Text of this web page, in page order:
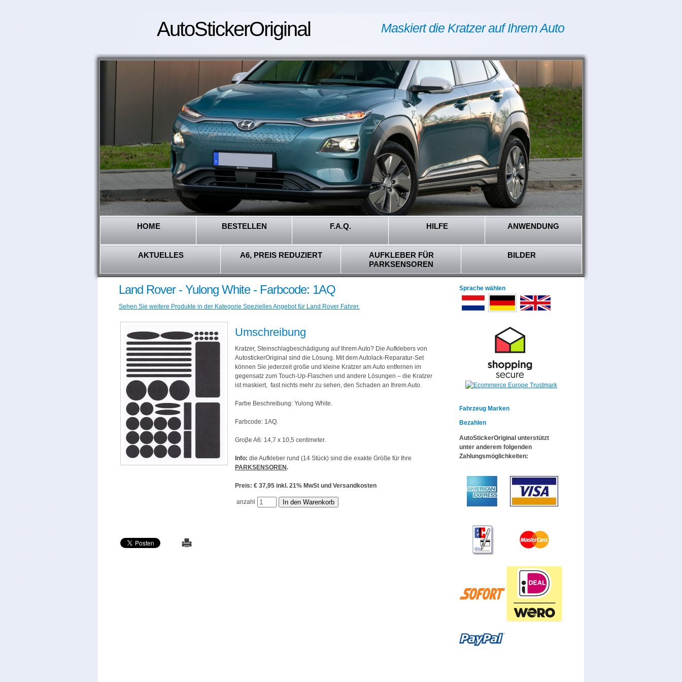
AutoStickerOriginal Maskiert die Kratzer auf Ihrem Auto
HOME BESTELLEN F.A.Q. HILFE ANWENDUNG
AKTUELLES A6, PREIS REDUZIERT
AUFKLEBER FÜR
PARKSENSOREN
BILDER
Land Rover - Yulong White - Farbcode: 1AQ
Sehen Sie weitere Produkte in der Kategorie Spezielles Angebot für Land Rover Fahrer.
Umschreibung
Kratzer, Steinschlagbeschädigung auf Ihrem Auto? Die Aufklebers von
AutostickerOriginal sind die Lösung. Mit dem Autolack-Reparatur-Set
können Sie jederzeit große und kleine Kratzer am Auto entfernen im
gegensatz zum Touch-Up-Flaschen und andere Lösungen – die Kratzer
ist maskiert, fast nichts mehr zu sehen, den Schaden an Ihrem Auto.
Farbe Beschreibung: Yulong White.
Farbcode: 1AQ.
Groβe A6: 14,7 x 10,5 centimeter.
Info: die Aufkleber rund (14 Stück) sind die exakte Größe für Ihre
PARKSENSOREN.
Preis: € 37,95 inkl. 21% MwSt und Versandkosten
anzahl
Sprache wählen
Fahrzeug Marken
Bezahlen
AutoStickerOriginal unterstützt
unter anderem folgenden
Zahlungsmöglichkeiten: